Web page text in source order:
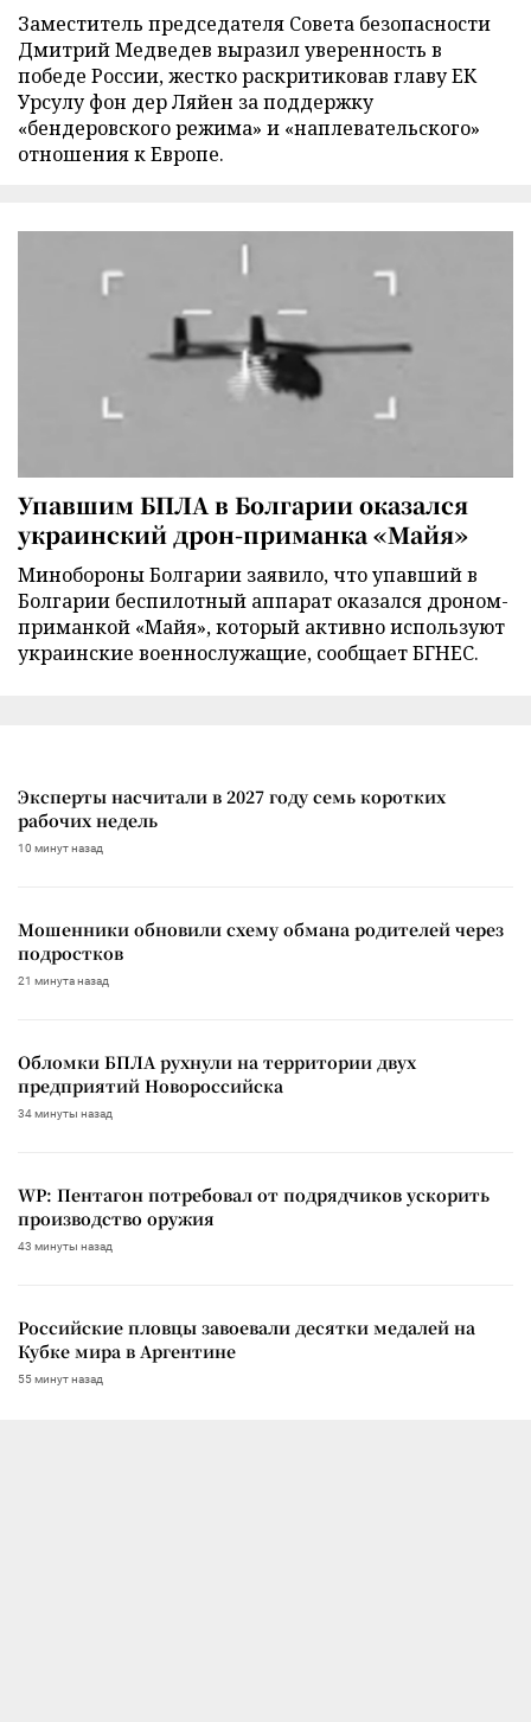
Заместитель председателя Совета безопасности
Дмитрий Медведев выразил уверенность в
победе России, жестко раскритиковав главу ЕК
Урсулу фон дер Ляйен за поддержку
«бендеровского режима» и «наплевательского»
отношения к Европе.
Упавшим БПЛА в Болгарии оказался
украинский дрон-приманка «Майя»
Минобороны Болгарии заявило, что упавший в
Болгарии беспилотный аппарат оказался дроном-
приманкой «Майя», который активно используют
украинские военнослужащие, сообщает БГНЕС.
Эксперты насчитали в 2027 году семь коротких
рабочих недель
10 минут назад
Мошенники обновили схему обмана родителей через
подростков
21 минута назад
Обломки БПЛА рухнули на территории двух
предприятий Новороссийска
34 минуты назад
WP: Пентагон потребовал от подрядчиков ускорить
производство оружия
43 минуты назад
Российские пловцы завоевали десятки медалей на
Кубке мира в Аргентине
55 минут назад